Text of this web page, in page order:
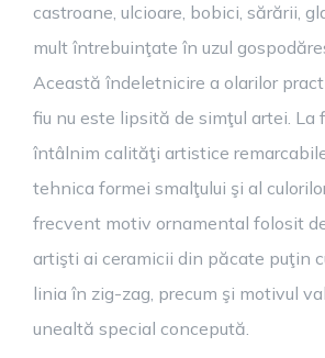
castroane, ulcioare, bobici, sărării,
mult întrebuinţate în uzul
Această îndeletnicire a olarilor
fiu nu este lipsită de simţul artei. La
întâlnim calităţi artistice
tehnica formei smalţului şi al
frecvent motiv ornamental folosit
artişti ai ceramicii din păcate puţin
linia în zig-zag, precum şi motivul
unealtă special concepută.